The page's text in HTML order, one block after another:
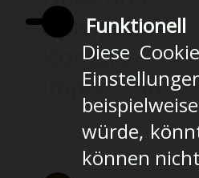
Spielplan
Kontakt
Impressum
Funktionell
Diese
würde,
können